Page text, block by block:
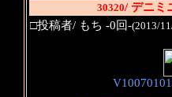
30320/ デニミ
□投稿者/ もち -0回-(2013/